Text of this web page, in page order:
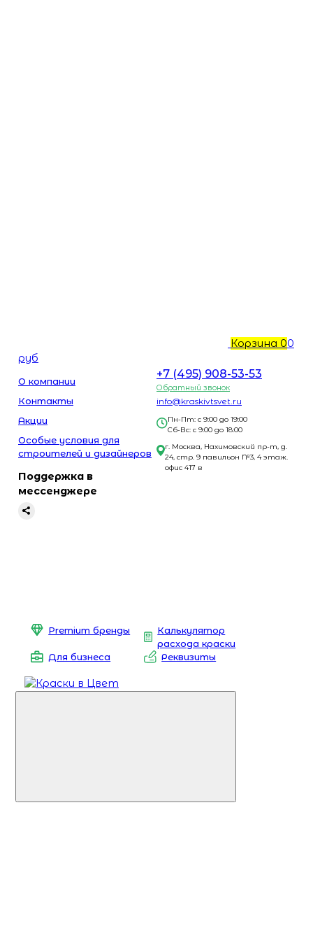
Корзина 00
руб
О компании
Контакты
Акции
Особые условия для
строителей и дизайнеров
Поддержка в
мессенджере
+7 (495) 908-53-53
Обратный звонок
info@kraskivtsvet.ru
Пн-Пт: с 9:00 до 19:00
Сб-Вс: с 9:00 до 18:00
г. Москва, Нахимовский пр-т, д.
24, стр. 9 павильон №3, 4 этаж.
офис 417 в
Premium бренды
Калькулятор
расхода краски
Для бизнеса
Реквизиты